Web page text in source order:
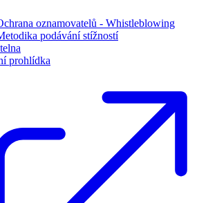
oznamovatelů - Whistleblowing
podávání stížností
prohlídka